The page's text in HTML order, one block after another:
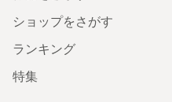
ショップをさがす
ランキング
特集